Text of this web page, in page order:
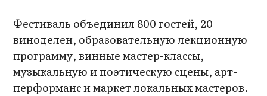
Фестиваль объединил 800 гостей, 20
виноделен, образовательную лекционную
программу, винные мастер-классы,
музыкальную и поэтическую сцены, арт-
перформанс и маркет локальных мастеров.